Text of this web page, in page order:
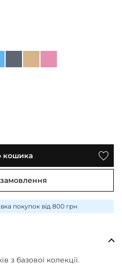
кошика
покупок від 800 грн
з базової колекції.